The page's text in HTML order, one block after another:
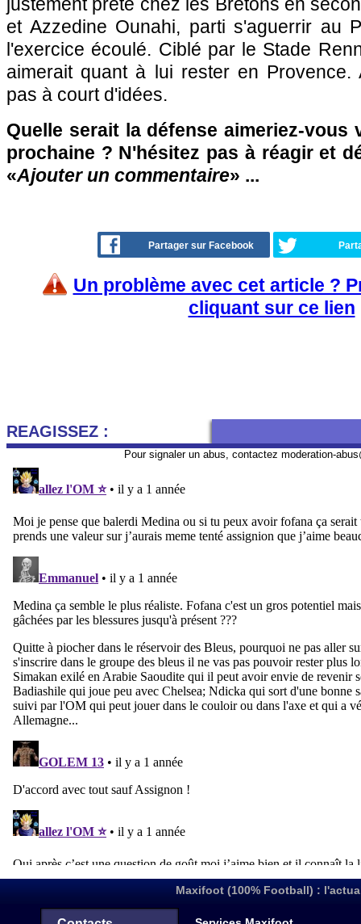
et Azzedine Ounahi, parti s'aguerrir au
l'exercice écoulé. Ciblé par le Stade
aimerait quant à lui rester en Provence.
pas à court d'idées.
Quelle serait la défense aimeriez-vous
prochaine ? N'hésitez pas à réagir et
«Ajouter un commentaire» ...
Partager sur Facebook
Un problème avec cet article ?
cliquant sur ce lien
REAGISSEZ :
Pour signaler un abus, contactez moderation-
Maxifoot (100% Football) :